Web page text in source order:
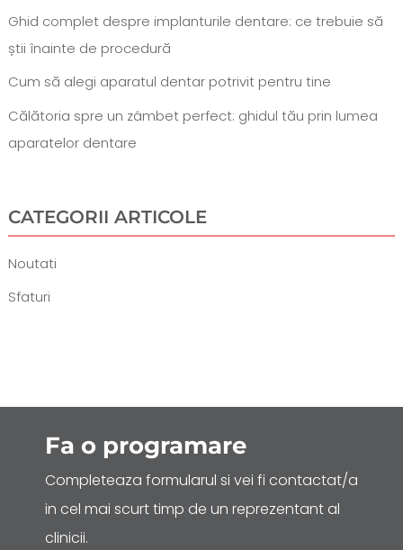
Ghid complet despre implanturile dentare: ce trebuie să
știi înainte de procedură
Cum să alegi aparatul dentar potrivit pentru tine
Călătoria spre un zâmbet perfect: ghidul tău prin lumea
aparatelor dentare
CATEGORII ARTICOLE
Noutati
Sfaturi
Fa o programare
Completeaza formularul si vei fi contactat/a
in cel mai scurt timp de un reprezentant al
clinicii.